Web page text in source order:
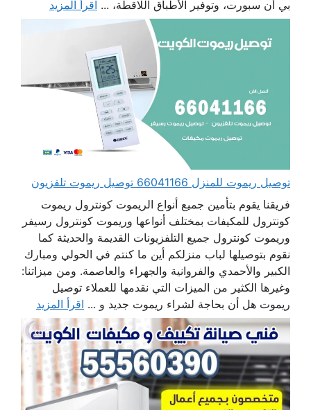
بي أن سبورت، وتوفير الأطباق اللاقطة، ... اقرأ المزيد
توصيل ريموت للمنزل 66041166 توصيل ريموت تلفزيون
فريقنا يقوم بتأمين جميع أنواع الريموت كونترول ريموت
كونترول للمكيفات بمختلف أنواعها وريموت كونترول رسيفر
وريموت كونترول جميع التلفزيونات القديمة والحديثة كما
نقوم بتوصيلها لباب منزلكم أين ما كنتم في الحولي ومبارك
الكبير والأحمدي والفروانية والجهراء والعاصمة. ومن ميزاتنا:
وغيرها الكثير من الميزات التي نقدمها للعملاء توصيل
ريموت هل أن بحاجة لشراء ريموت جديد و ... اقرأ المزيد